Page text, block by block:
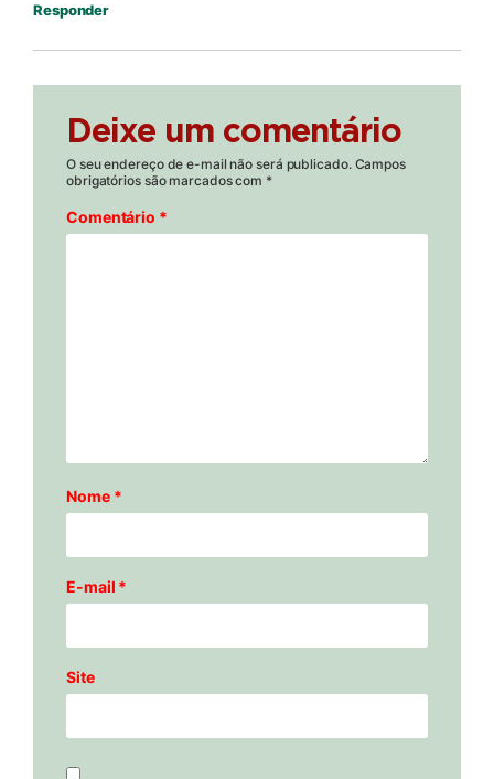
Responder
Deixe um comentário
O seu endereço de e-mail não será publicado. Campos
obrigatórios são marcados com *
Comentário *
Nome *
E-mail *
Site